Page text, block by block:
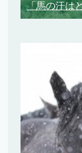
「馬の汗は